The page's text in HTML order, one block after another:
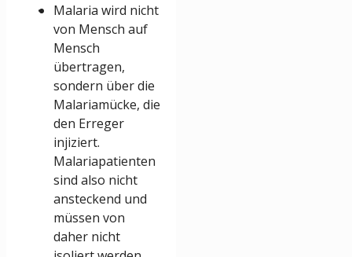
Malaria wird nicht
von Mensch auf
Mensch
übertragen,
sondern über die
Malariamücke, die
den Erreger
injiziert.
Malariapatienten
sind also nicht
ansteckend und
müssen von
daher nicht